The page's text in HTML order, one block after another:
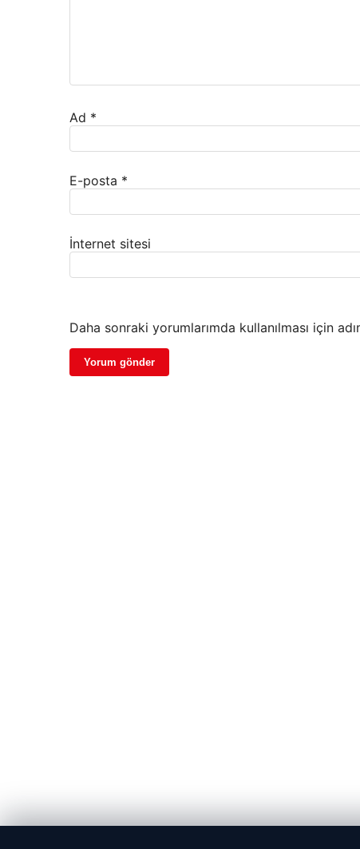
Ad *
E-posta *
İnternet sitesi
Daha sonraki yorumlarımda kullanılması için